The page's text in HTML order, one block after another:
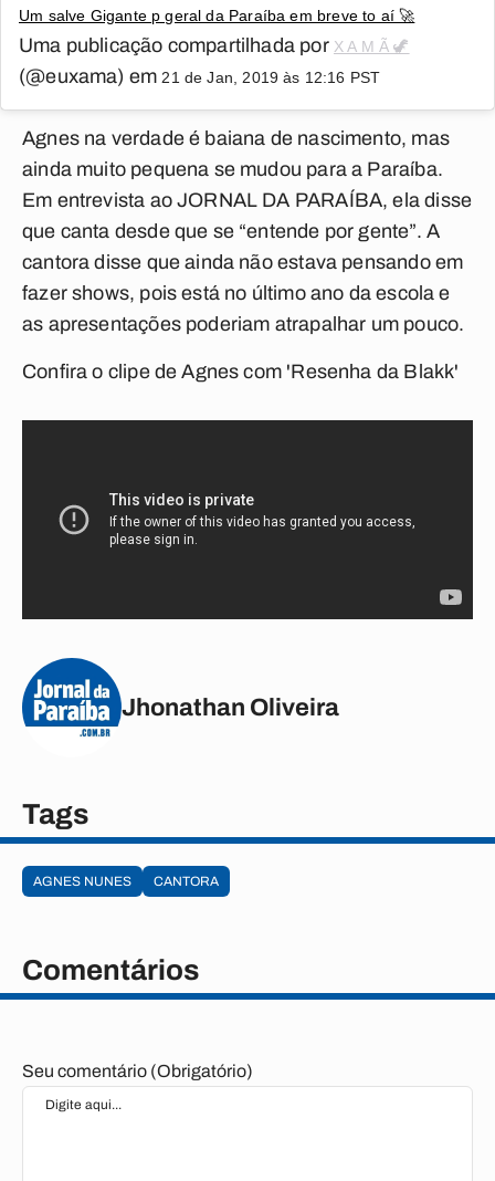
Um salve Gigante p geral da Paraíba em breve to aí 🚀
Uma publicação compartilhada por X A M Ã 🦖
(@euxama) em21 de Jan, 2019 às 12:16 PST
Agnes na verdade é baiana de nascimento, mas
ainda muito pequena se mudou para a Paraíba.
Em entrevista ao JORNAL DA PARAÍBA, ela disse
que canta desde que se “entende por gente”. A
cantora disse que ainda não estava pensando em
fazer shows, pois está no último ano da escola e
as apresentações poderiam atrapalhar um pouco.
Confira o clipe de Agnes com 'Resenha da Blakk'
Jhonathan Oliveira
Tags
AGNES NUNES CANTORA
Comentários
Seu comentário (Obrigatório)